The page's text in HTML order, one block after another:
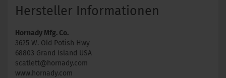
Hersteller Informationen
Hornady Mfg. Co.
3625 W. Old Potish Hwy
68803 Grand Island USA
scatlett@hornady.com
www.hornady.com